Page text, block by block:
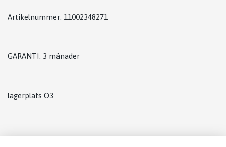
Artikelnummer: 11002348271
GARANTI: 3 månader
lagerplats O3